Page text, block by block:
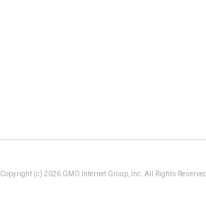
Copyright (c) 2026 GMO Internet Group, Inc. All Rights Reserved.